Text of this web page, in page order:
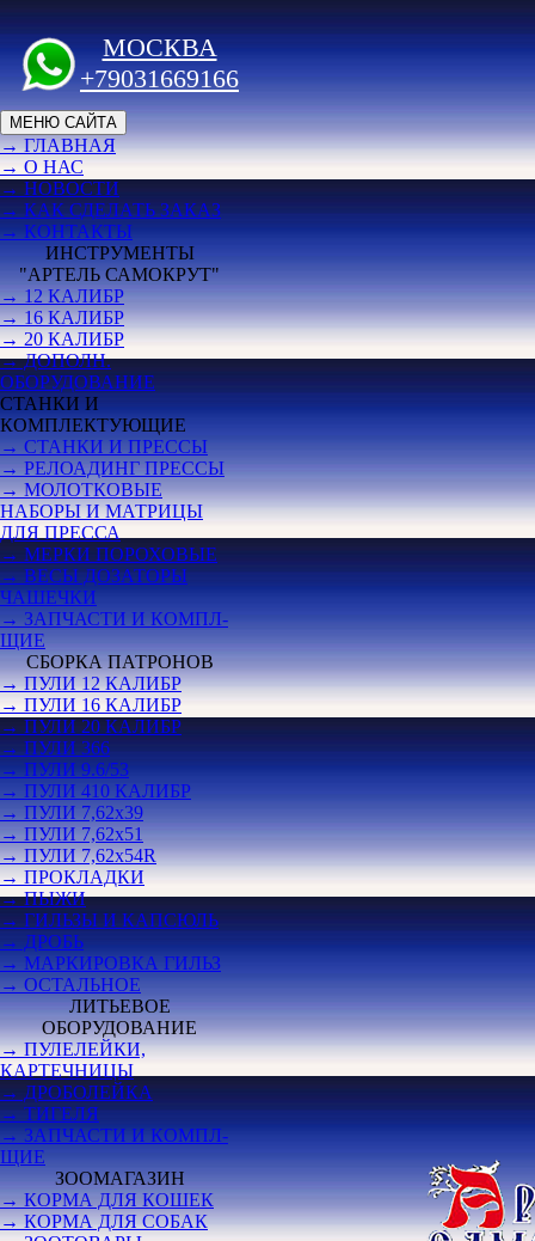
МОСКВА
+79031669166
МЕНЮ САЙТА
→ ГЛАВНАЯ
→ О НАС
→ НОВОСТИ
→ КАК СДЕЛАТЬ ЗАКАЗ
→ КОНТАКТЫ
ИНСТРУМЕНТЫ
"АРТЕЛЬ САМОКРУТ"
→ 12 КАЛИБР
→ 16 КАЛИБР
→ 20 КАЛИБР
→ ДОПОЛН.
ОБОРУДОВАНИЕ
СТАНКИ И
КОМПЛЕКТУЮЩИЕ
→ СТАНКИ И ПРЕССЫ
→ РЕЛОАДИНГ ПРЕССЫ
→ МОЛОТКОВЫЕ
НАБОРЫ И МАТРИЦЫ
ДЛЯ ПРЕССА
→ МЕРКИ ПОРОХОВЫЕ
→ ВЕСЫ ДОЗАТОРЫ
ЧАШЕЧКИ
→ ЗАПЧАСТИ И КОМПЛ-
ЩИЕ
СБОРКА ПАТРОНОВ
→ ПУЛИ 12 КАЛИБР
→ ПУЛИ 16 КАЛИБР
→ ПУЛИ 20 КАЛИБР
→ ПУЛИ 366
→ ПУЛИ 9.6/53
→ ПУЛИ 410 КАЛИБР
→ ПУЛИ 7,62х39
→ ПУЛИ 7,62х51
→ ПУЛИ 7,62х54R
→ ПРОКЛАДКИ
→ ПЫЖИ
→ ГИЛЬЗЫ И КАПСЮЛЬ
→ ДРОБЬ
→ МАРКИРОВКА ГИЛЬЗ
→ ОСТАЛЬНОЕ
ЛИТЬЕВОЕ
ОБОРУДОВАНИЕ
→ ПУЛЕЛЕЙКИ,
КАРТЕЧНИЦЫ
→ ДРОБОЛЕЙКА
→ ТИГЕЛЯ
→ ЗАПЧАСТИ И КОМПЛ-
ЩИЕ
ЗООМАГАЗИН
→ КОРМА ДЛЯ КОШЕК
→ КОРМА ДЛЯ СОБАК